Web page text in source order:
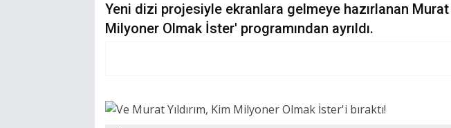
Yeni dizi projesiyle ekranlara gelmeye hazırlanan
Milyoner Olmak İster' programından ayrıldı.